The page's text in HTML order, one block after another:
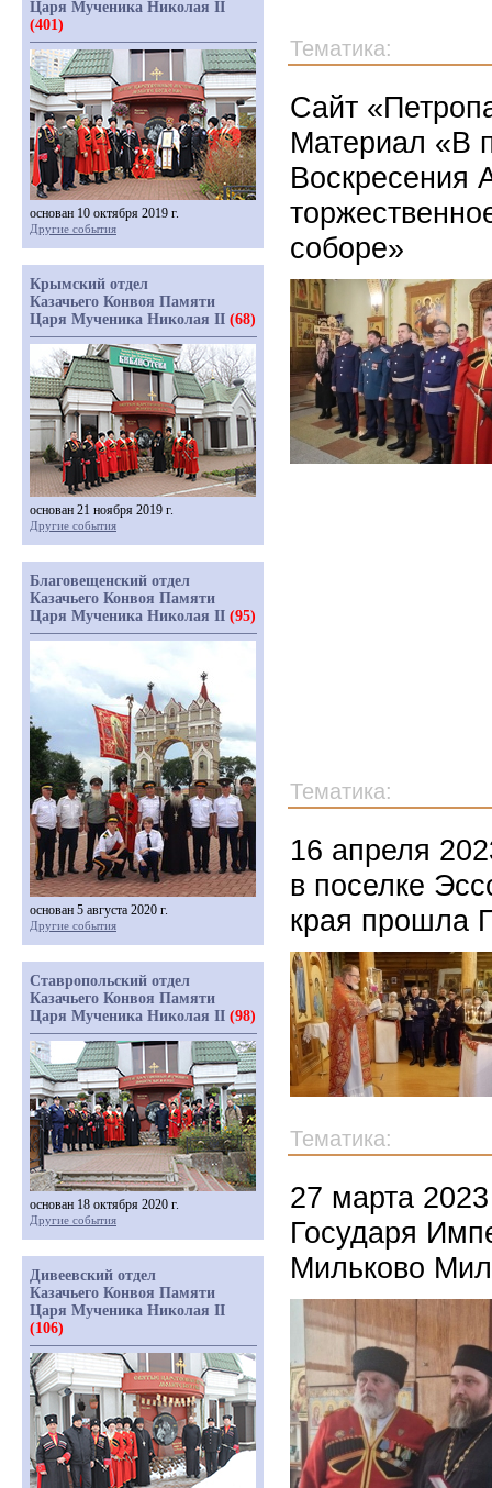
Тематика:
Сайт
Материал «В
Воскресения
соборе»
Тематика:
16 апреля
в поселке
края прошла
Тематика:
27 марта
Государя
Мильково
Царя Мученика Николая II
(401)
основан 10 октября 2019 г.
Другие события
Крымский отдел
Казачьего Конвоя Памяти
Царя Мученика Николая II (68)
основан 21 ноября 2019 г.
Другие события
Благовещенский отдел
Казачьего Конвоя Памяти
Царя Мученика Николая II (95)
основан 5 августа 2020 г.
Другие события
Ставропольский отдел
Казачьего Конвоя Памяти
Царя Мученика Николая II (98)
основан 18 октября 2020 г.
Другие события
Дивеевский отдел
Казачьего Конвоя Памяти
Царя Мученика Николая II
(106)